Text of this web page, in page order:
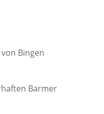
Bingen
Barmer